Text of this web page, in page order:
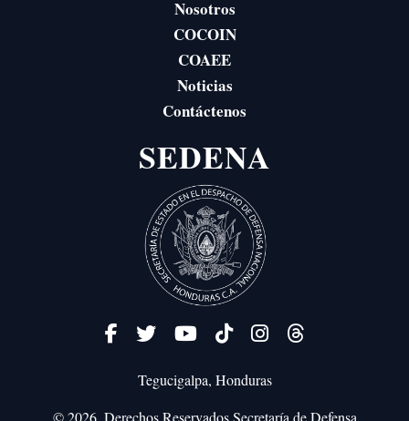
Nosotros
COCOIN
COAEE
Noticias
Contáctenos
SEDENA
Tegucigalpa, Honduras
© 2026. Derechos ReservadosSecretaría de Defensa